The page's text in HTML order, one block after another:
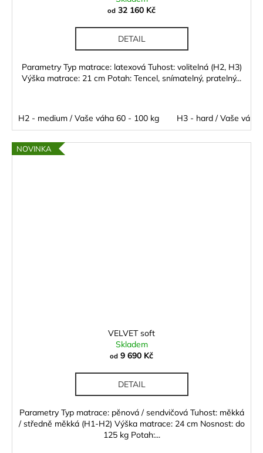
od 32 160 Kč
DETAIL
Parametry Typ matrace: latexová Tuhost: volitelná (H2, H3)
Výška matrace: 21 cm Potah: Tencel, snímatelný, pratelný...
H2 - medium / Vaše váha 60 - 100 kg H3 - hard / Vaše váha
NOVINKA
VELVET soft
Skladem
od 9 690 Kč
DETAIL
Parametry Typ matrace: pěnová / sendvičová Tuhost: měkká
/ středně měkká (H1-H2) Výška matrace: 24 cm Nosnost: do
125 kg Potah:...